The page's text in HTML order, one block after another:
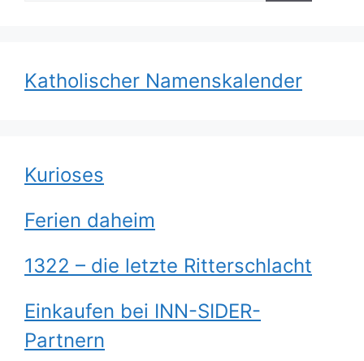
Katholischer Namenskalender
Kurioses
Ferien daheim
1322 – die letzte Ritterschlacht
Einkaufen bei INN-SIDER-
Partnern